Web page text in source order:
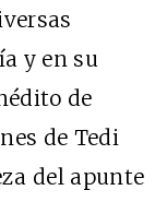
y en su
de
de Tedi
del apunte